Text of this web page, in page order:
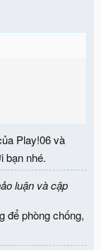
Play!06 và
bạn nhé.
luận và cập
để phòng chống,